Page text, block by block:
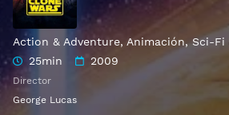
Action & Adventure, Animación,Sci-Fi
25min
2009
Director
George Lucas